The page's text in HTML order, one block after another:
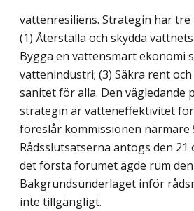
vattenresiliens. Strategin har tre
(1) Återställa och skydda
Bygga en vattensmart ekonomi
vattenindustri; (3) Säkra rent
sanitet för alla. Den vägledande
strategin är vatteneffektivitet
föreslår kommissionen närmare
Rådsslutsatserna antogs den 21
det första forumet ägde rum den
Bakgrundsunderlaget inför
inte tillgängligt.